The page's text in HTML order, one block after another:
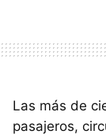
Las más de
pasajeros,